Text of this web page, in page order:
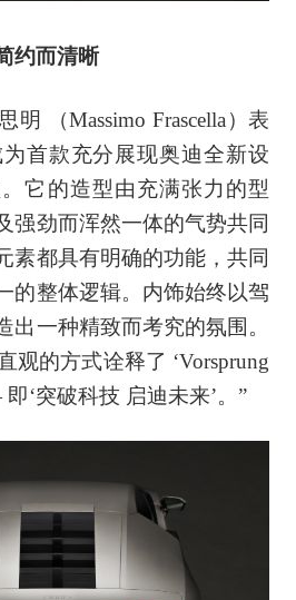
约而清晰
明 （Massimo Frascella）表
为首款充分展现奥迪全新设
它的造型由充满张力的型
强劲而浑然一体的气势共同
素都具有明确的功能，共同
的整体逻辑。内饰始终以驾
出一种精致而考究的氛围。
观的方式诠释了 ‘Vorsprung
‘突破科技 启迪未来’。”